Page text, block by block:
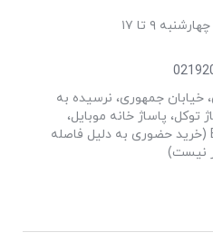
۹ تا ۱۷
خیابان جمهوری، نرسیده به
توکل، پاساژ خانه موبایل،
طبقه منفی1، واحد B4 (خرید حضوری به دلیل فاصله
نیست)